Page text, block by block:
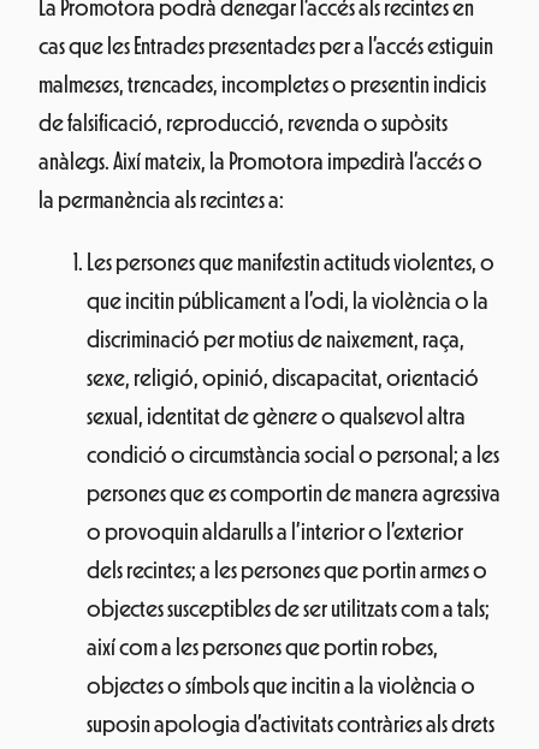
La Promotora podrà denegar l’accés als recintes en
cas que les Entrades presentades per a l’accés estiguin
malmeses, trencades, incompletes o presentin indicis
de falsificació, reproducció, revenda o supòsits
anàlegs. Així mateix, la Promotora impedirà l’accés o
la permanència als recintes a:
Les persones que manifestin actituds violentes, o
que incitin públicament a l’odi, la violència o la
discriminació per motius de naixement, raça,
sexe, religió, opinió, discapacitat, orientació
sexual, identitat de gènere o qualsevol altra
condició o circumstància social o personal; a les
persones que es comportin de manera agressiva
o provoquin aldarulls a l’interior o l’exterior
dels recintes; a les persones que portin armes o
objectes susceptibles de ser utilitzats com a tals;
així com a les persones que portin robes,
objectes o símbols que incitin a la violència o
suposin apologia d’activitats contràries als drets